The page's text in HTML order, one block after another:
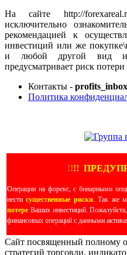
На сайте http://
исключительно
рекомендацией к
инвестиций или же
и любой другой вид
предусматривает риск потери
Контакты -
Политика
!!!!
Операции на форекс, с бинарными
нестисущественные риски. Так же
потере Ваших инвестиций.
финансовых операций с данными
Сайт посвященный полному
стратегий торговли,